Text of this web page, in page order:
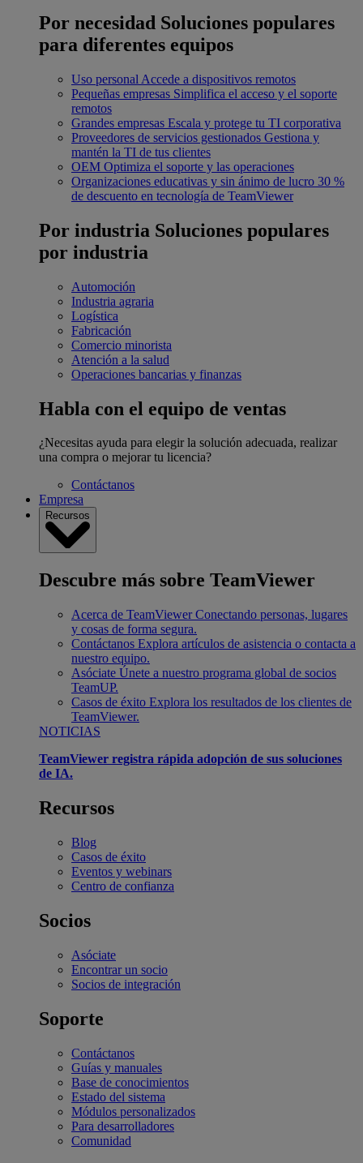
Por necesidad Soluciones populares
para diferentes equipos
Uso personal Accede a dispositivos remotos
Pequeñas empresas Simplifica el acceso y el soporte
remotos
Grandes empresas Escala y protege tu TI corporativa
Proveedores de servicios gestionados Gestiona y
mantén la TI de tus clientes
OEM Optimiza el soporte y las operaciones
Organizaciones educativas y sin ánimo de lucro 30 %
de descuento en tecnología de TeamViewer
Por industria Soluciones populares
por industria
Automoción
Industria agraria
Logística
Fabricación
Comercio minorista
Atención a la salud
Operaciones bancarias y finanzas
Habla con el equipo de ventas
¿Necesitas ayuda para elegir la solución adecuada, realizar
una compra o mejorar tu licencia?
Contáctanos
Empresa
Recursos
Descubre más sobre TeamViewer
Acerca de TeamViewer Conectando personas, lugares
y cosas de forma segura.
Contáctanos Explora artículos de asistencia o contacta a
nuestro equipo.
Asóciate Únete a nuestro programa global de socios
TeamUP.
Casos de éxito Explora los resultados de los clientes de
TeamViewer.
NOTICIAS
TeamViewer registra rápida adopción de sus soluciones
de IA.
Recursos
Blog
Casos de éxito
Eventos y webinars
Centro de confianza
Socios
Asóciate
Encontrar un socio
Socios de integración
Soporte
Contáctanos
Guías y manuales
Base de conocimientos
Estado del sistema
Módulos personalizados
Para desarrolladores
Comunidad